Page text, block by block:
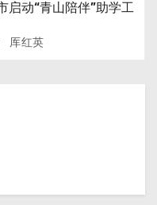
启动“青山陪伴”助学工
厍红英